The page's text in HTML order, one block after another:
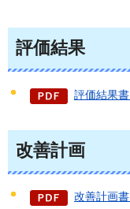
評価結果
評価結果書
改善計画
改善計画書